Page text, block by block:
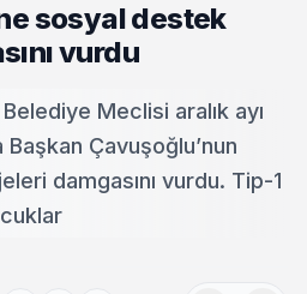
sosyal destek
vurdu
Meclisi aralık ayı
Başkan Çavuşoğlu’nun
damgasını vurdu. Tip-1